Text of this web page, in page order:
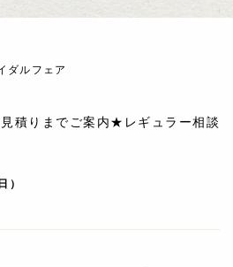
ダルフェア
見積りまでご案内★レギュラー相談
）